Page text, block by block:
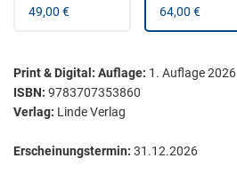
49,00 €
64,00 €
Print & Digital : Auflage: 1. Auflage 2026
ISBN: 9783707353860
Verlag: Linde Verlag
Erscheinungstermin: 31.12.2026